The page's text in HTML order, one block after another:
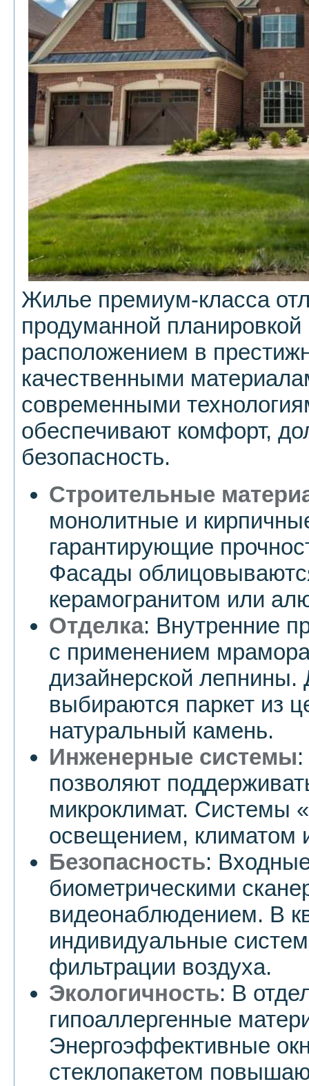
Жилье премиум-класса
продуманной
расположением в
качественными
современными
обеспечивают комфорт,
безопасность.
Строительные
монолитные и
гарантирующие
Фасады
керамогранитом или
Отделка: Внутренние
с применением
дизайнерской лепнины.
выбираются паркет из
натуральный камень.
Инженерные системы
позволяют
микроклимат. Системы
освещением, климатом
Безопасность:
биометрическими
видеонаблюдением. В
индивидуальные
фильтрации воздуха.
Экологичность: В
гипоаллергенные
Энергоэффективные
стеклопакетом